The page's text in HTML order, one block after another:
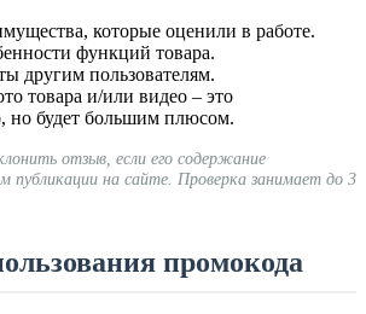
которые оценили в работе.
функций товара.
другим пользователям.
товара и/или видео – это
но будет большим плюсом.
отзыв, если его содержание
публикации на сайте. Проверка занимает до 3
промокода